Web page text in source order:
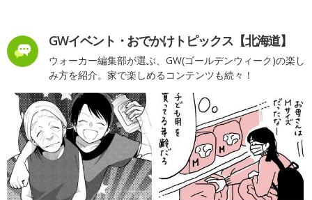
GWイベント・おでかけトピックス【北海道】
ウォーカー編集部が選ぶ、GW(ゴールデンウィーク)の楽し
み方を紹介。家で楽しめるコンテンツも続々！